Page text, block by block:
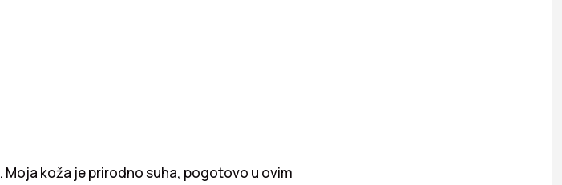
. Moja koža je prirodno suha, pogotovo u ovim